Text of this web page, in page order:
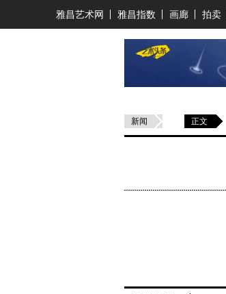
雅昌艺术网 雅昌指数 画廊 拍卖
新闻 正文